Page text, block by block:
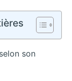
son